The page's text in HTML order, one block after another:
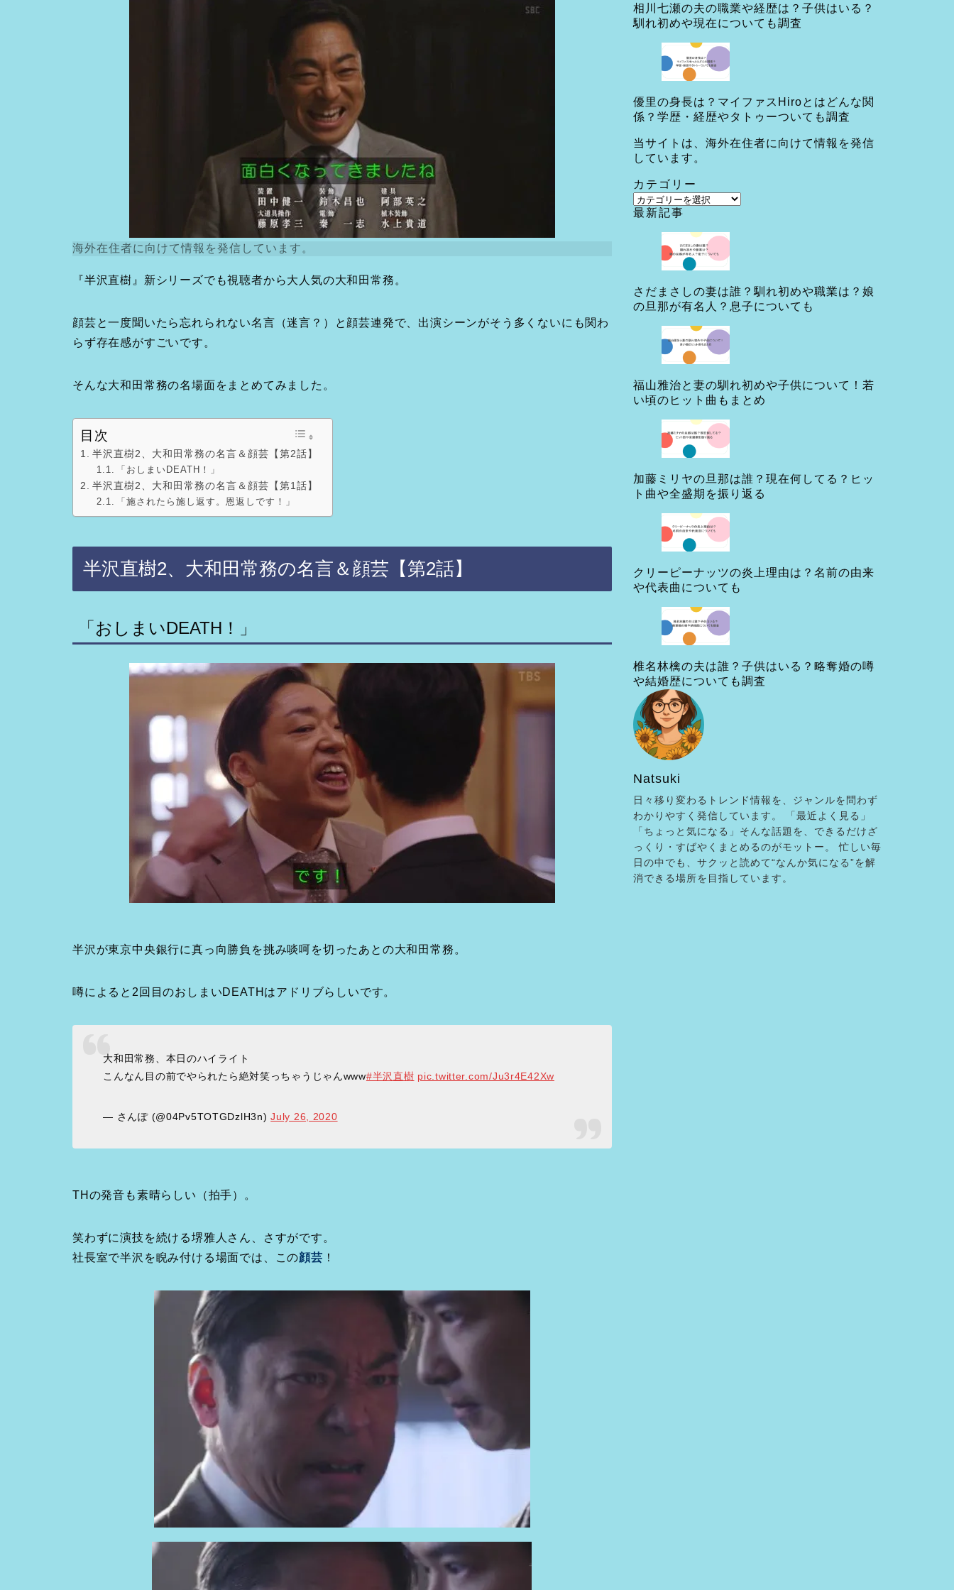
海外在住者に向けて情報を発信しています。
『半沢直樹』新シリーズでも視聴者から大人気の大和田常務。
顔芸と一度聞いたら忘れられない名言（迷言？）と顔芸連発で、出演シーンがそう多くないにも関わ
らず存在感がすごいです。
そんな大和田常務の名場面をまとめてみました。
目次
半沢直樹2、大和田常務の名言＆顔芸【第2話】
「おしまいDEATH！」
半沢直樹2、大和田常務の名言＆顔芸【第1話】
「施されたら施し返す。恩返しです！」
半沢直樹2、大和田常務の名言＆顔芸【第2話】
「おしまいDEATH！」
半沢が東京中央銀行に真っ向勝負を挑み啖呵を切ったあとの大和田常務。
噂によると2回目のおしまいDEATHはアドリブらしいです。
大和田常務、本日のハイライト
こんなん目の前でやられたら絶対笑っちゃうじゃんwww#半沢直樹 pic.twitter.com/Ju3r4E42Xw
— さんぽ (@04Pv5TOTGDzlH3n)July 26, 2020
THの発音も素晴らしい（拍手）。
笑わずに演技を続ける堺雅人さん、さすがです。
社長室で半沢を睨み付ける場面では、この顔芸 ！
相川七瀬の夫の職業や経歴は？子供はいる？
馴れ初めや現在についても調査
優里の身長は？マイファスHiroとはどんな関
係？学歴・経歴やタトゥーついても調査
当サイトは、海外在住者に向けて情報を発信
しています。
カテゴリー
カ
テ
最新記事
さだまさしの妻は誰？馴れ初めや職業は？娘
の旦那が有名人？息子についても
福山雅治と妻の馴れ初めや子供について！若
い頃のヒット曲もまとめ
加藤ミリヤの旦那は誰？現在何してる？ヒッ
ト曲や全盛期を振り返る
クリーピーナッツの炎上理由は？名前の由来
や代表曲についても
椎名林檎の夫は誰？子供はいる？略奪婚の噂
や結婚歴についても調査
Natsuki
日々移り変わるトレンド情報を、ジャンルを問わず
わかりやすく発信しています。 「最近よく見る」
「ちょっと気になる」そんな話題を、できるだけざ
っくり・すばやくまとめるのがモットー。 忙しい毎
日の中でも、サクッと読めて“なんか気になる”を解
消できる場所を目指しています。